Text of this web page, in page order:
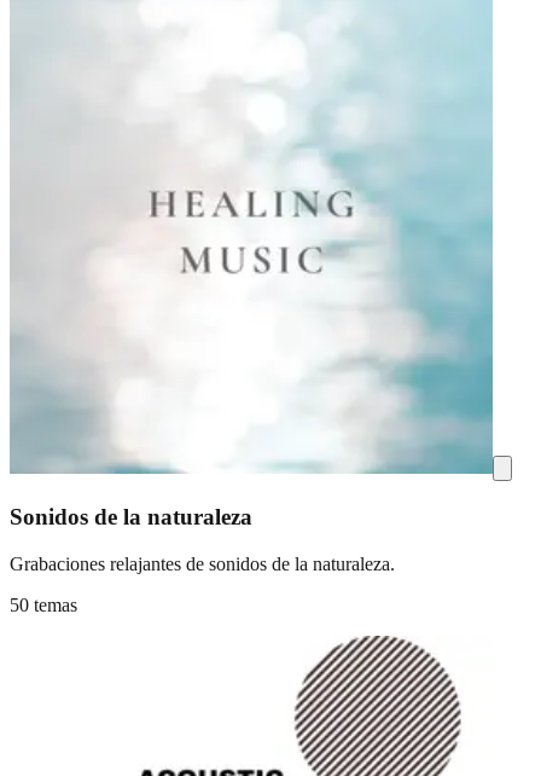
Sonidos de la naturaleza
Grabaciones relajantes de sonidos de la naturaleza.
50 temas